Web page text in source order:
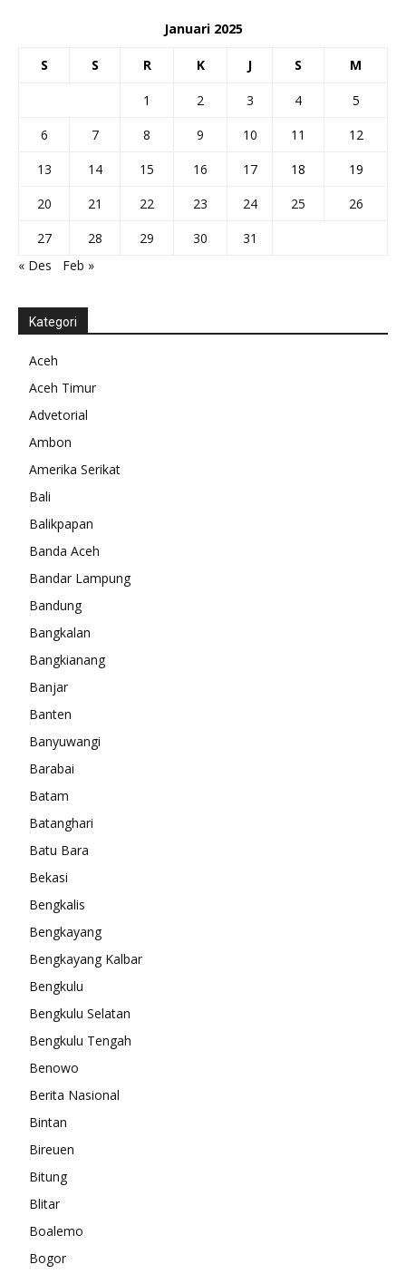
Januari 2025
S S R K J S M
1 2 3 4
5
6
7 8 9 10 11
12
13
14 15 16 17 18
19
20
21 22 23 24 25
26
27
28 29 30
31
« Des
Feb »
Kategori
Aceh
Aceh Timur
Advetorial
Ambon
Amerika Serikat
Bali
Balikpapan
Banda Aceh
Bandar Lampung
Bandung
Bangkalan
Bangkianang
Banjar
Banten
Banyuwangi
Barabai
Batam
Batanghari
Batu Bara
Bekasi
Bengkalis
Bengkayang
Bengkayang Kalbar
Bengkulu
Bengkulu Selatan
Bengkulu Tengah
Benowo
Berita Nasional
Bintan
Bireuen
Bitung
Blitar
Boalemo
Bogor